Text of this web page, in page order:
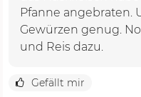
Pfanne angebraten.
Gewürzen genug.
und Reis dazu.
Gefällt mir